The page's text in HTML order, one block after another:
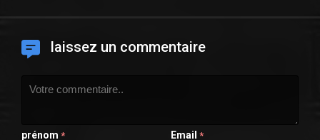
laissez un commentaire
prénom * Email *